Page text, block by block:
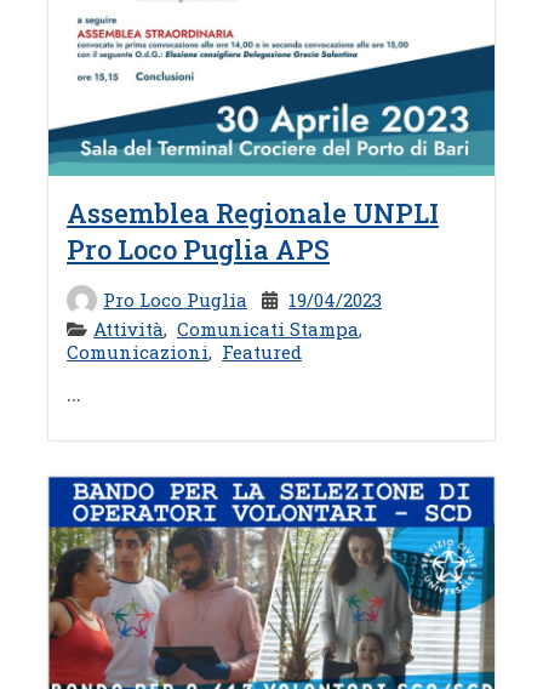
Assemblea Regionale UNPLI
Pro Loco Puglia APS
Pro Loco Puglia
19/04/2023
Attività, Comunicati Stampa,
Comunicazioni, Featured
...